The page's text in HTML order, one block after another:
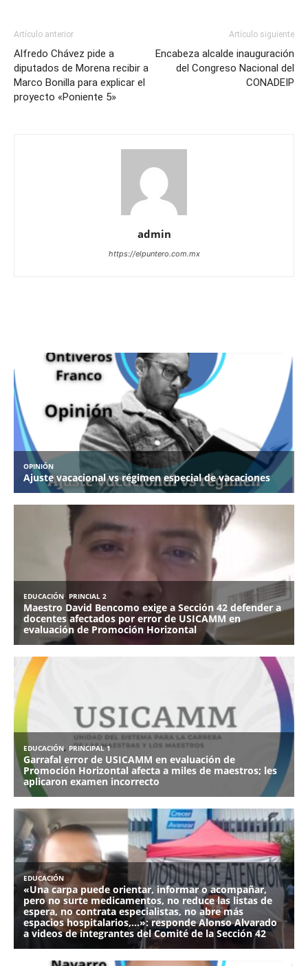
Artículo anterior
Alfredo Chávez pide a
diputados de Morena recibir a
Marco Bonilla para explicar el
proyecto «Poniente 5»
Artículo siguiente
Encabeza alcalde inauguración
del Congreso Nacional del
CONADEIP
admin
https://elpuntero.com.mx